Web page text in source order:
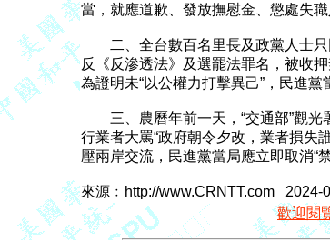
當，就應道歉、發放撫慰金、懲處失
二、全台數百名里長及政黨人士只
反《反滲透法》及選罷法罪名，被收
為證明未“以公權力打擊異己”，民進黨
三、農曆年前一天，“交通部”觀光
行業者大罵“政府朝令夕改，業者損失
壓兩岸交流，民進黨當局應立即取消“禁
來源﹕http://www.CRNTT.com   2024-
歡迎閱